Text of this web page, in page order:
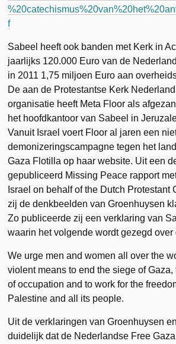
f
Sabeel heeft ook banden met Kerk in
jaarlijks 120.000 Euro van de
in 2011 1,75 miljoen Euro aan
De aan de Protestantse Kerk
organisatie heeft Meta Floor als
het hoofdkantoor van Sabeel in
Vanuit Israel voert Floor al jaren een
demonizeringscampagne tegen het
Gaza Flotilla op haar website. Uit een
gepubliceerd Missing Peace rapport
Israel on behalf of the Dutch Protestant
zij de denkbeelden van Groenhuysen
Zo publiceerde zij een verklaring van
waarin het volgende wordt gezegd over
We urge men and women all over the
violent means to end the siege of
of occupation and to work for the
Palestine and all its people.
Uit de verklaringen van Groenhuysen
duidelijk dat de Nederlandse Free